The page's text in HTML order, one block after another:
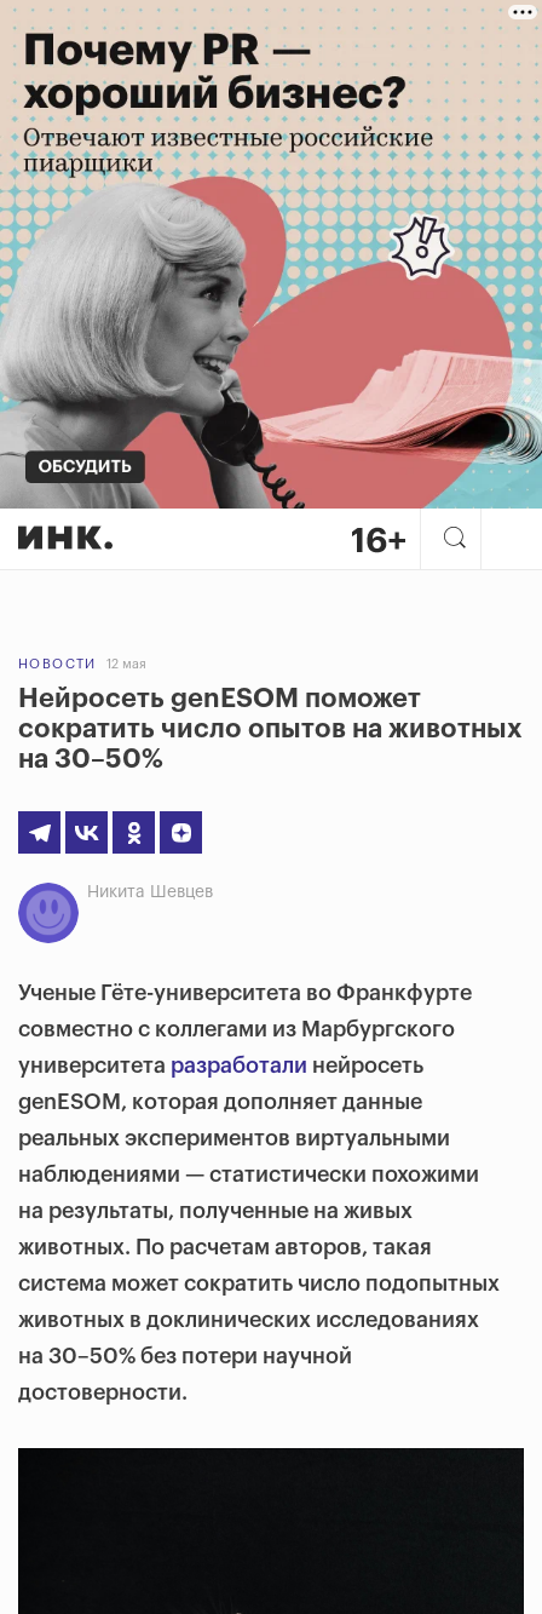
НОВОСТИ 12 мая
Нейросеть genESOM поможет
сократить число опытов на животных
на 30–50%
Никита Шевцев
Ученые Гёте-университета во Франкфурте
совместно с коллегами из Марбургского
университета разработали нейросеть
genESOM, которая дополняет данные
реальных экспериментов виртуальными
наблюдениями — статистически похожими
на результаты, полученные на живых
животных. По расчетам авторов, такая
система может сократить число подопытных
животных в доклинических исследованиях
на 30–50% без потери научной
достоверности.